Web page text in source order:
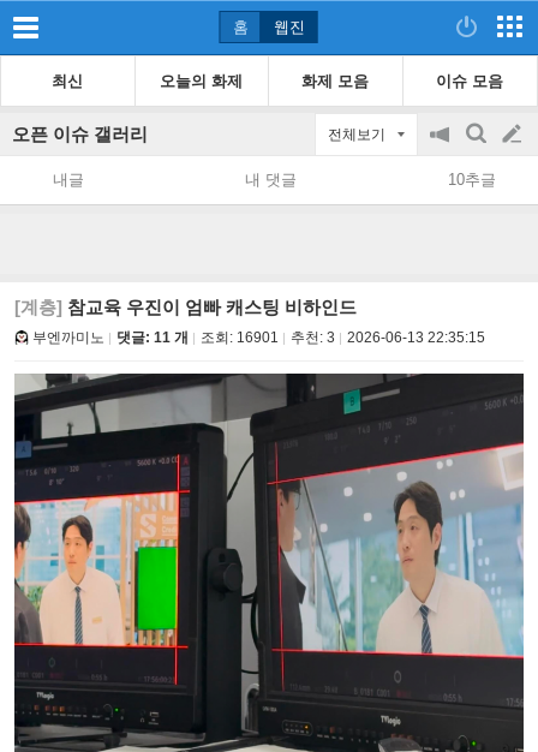
홈 웹진
최신 오늘의 화제 화제 모음 이슈 모음
오픈 이슈 갤러리 전체보기
공
지
on/off
검
색
글
쓰
내글 내 댓글 10추글
[계층] 참교육 우진이 엄빠 캐스팅 비하인드
부엔까미노 댓글: 11 개 조회: 16901 추천: 3 2026-06-13 22:35:15